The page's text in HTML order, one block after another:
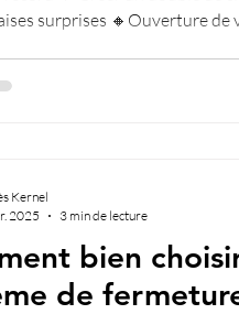
🔸Ouverture de votre porte de
de l'antidémarrage
bien
de
Kernel
2025
3 min de lecture